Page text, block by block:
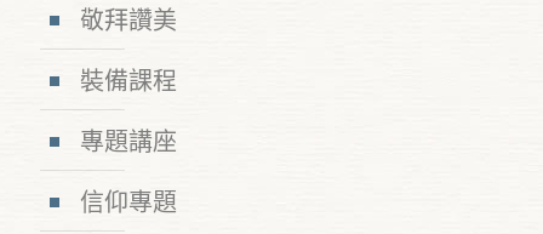
敬拜讚美
裝備課程
專題講座
信仰專題